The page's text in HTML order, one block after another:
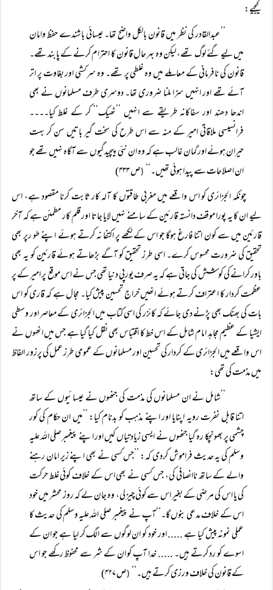
کیجیے:
’’عبدالقادر کی نظر میں قانون بالکل واضح تھا۔ عیسائی باشندے حفظ وامان
میں لیے گئے لوگ تھے، لیکن وہ بہر حال قانون کا احترام کرنے کے پابند تھے۔
قانون کی نافرمانی کے معاملے میں وہ غلطی پر تھے۔ وہ سرکشی اور بغاوت پر اتر
آئے تھے اور انہیں سزا ملنا ضروری تھا۔ دوسری طرف مسلمانوں نے بھی
اندھا دھند اور سفاکانہ طریقے سے انہیں ’’ٹھیک‘‘ کر کے غلط کیا۔۔۔۔
فرانسیسی ملاقاتی امیر کے منہ سے اس طرح کی سخت گیر باتیں سن کر بہت
حیران ہوئے اور گمان غالب ہے کہ وہ ان نئی پیچیدگیوں سے آگاہ نہیں تھے جو
ان اصلاحات سے پیدا ہوئی تھیں۔‘‘
(ص ۴۳۳)
چونکہ الجزائری کو اس واقعے میں مغربی طاقتوں کا آلہ کار ثابت کرنا مقصود ہے، اس
لیے ان کا یہ پورا موقف دانستہ قارئین کے سامنے نہیں لایا جاتا اور قلم کار مطمئن ہے کہ آخر
قارئین میں سے کون اتنا فارغ ہوگا جو اس کے لکھے پر اکتفا نہ کرتے ہوئے اپنے طو رپر بھی
تحقیق کی ضرورت محسوس کرے۔ اسی طرز تحقیق کو آگے بڑھاتے ہوئے قارئین کو یہ بھی
باور کرانے کی کوشش کی جاتی ہے کہ یہ صرف یورپی دنیا تھی جس نے اس موقع پر امیر کے پر
عظمت کردار کا اعتراف کرتے ہوئے انھیں خراج تحسین پیش کیا۔ مجال ہے کہ قاری کو اس
بات کی بھنک بھی پڑنے دی جائے کہ کائزر کی اسی کتاب میں الجزائری کے معاصر اور وسطی
ایشیا کے عظیم مجاہد امام شامل کے اس خط کا اقتباس بھی نقل کیا گیا ہے جس میں انھوں نے
اس واقعے میں الجزائری کے کردار کی تحسین اور مسلمانوں کے عمومی طرز عمل کی پرزور الفاظ
میں مذمت کی تھی:
’’شامل نے ان مسلمانوں کی مذمت کی جنھوں نے عیسائیوں کے ساتھ
اتنا قابل نفرت رویہ اپنایا اور اپنے مذہب کو بدنام کیا: ’’میں ان حکام کی کور
چشمی پر بھونچکا رہ گیا جنھوں نے ایسی زیادتیاں کیں اور اپنے پیغمبرصلی اللہ علیہ
وسلم کی یہ حدیث فراموش کردی کہ: ’’جس کسی نے بھی اپنے زیر امان رہنے
والے کے ساتھ ناانصافی کی، جس کسی نے بھی اس کے خلاف کوئی غلط حرکت
کی یا اس کی مرضی کے بغیر اس سے کوئی چیز لی، وہ جان لے کہ روز محشر میں خود
اس کے خلاف مدعی بنوں گا۔‘‘آپ نے پیغمبر صلی اللہ علیہ وسلم کی حدیث کا
عملی نمونہ پیش کیا ہے ..... اور خود کو ان لوگوں سے الگ کر لیا ہے جو ان کے
اسوے کو رد کرتے ہیں۔ ..... خدا آپ کو ان کے شر سے محفوظ رکھے جو اس
کے قانون کی خلاف ورزی کرتے ہیں۔‘‘
(ص ۴۲۷)